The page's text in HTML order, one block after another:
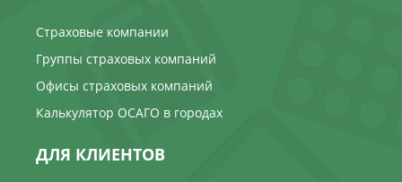
Страховые компании
Группы страховых компаний
Офисы страховых компаний
Калькулятор ОСАГО в городах
ДЛЯ КЛИЕНТОВ